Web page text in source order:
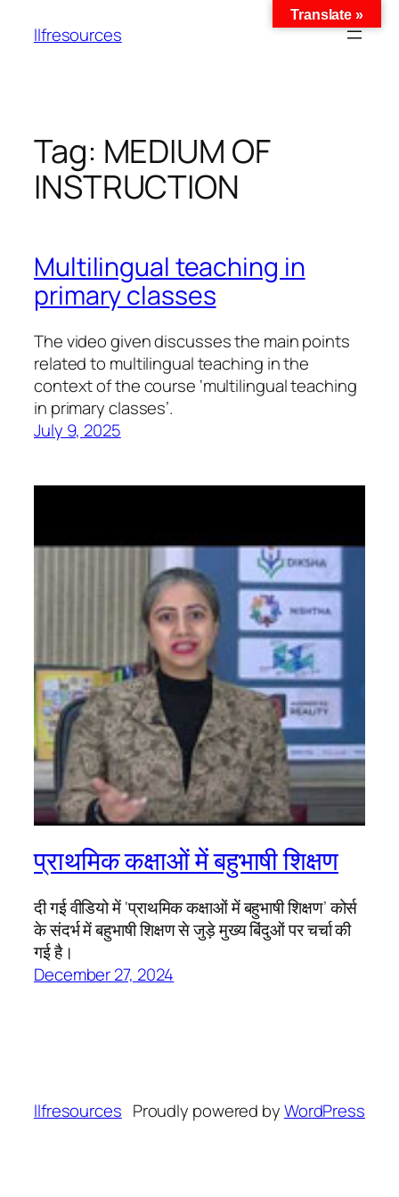
llfresources
Tag: MEDIUM OF
INSTRUCTION
Multilingual teaching in
primary classes
The video given discusses the main points
related to multilingual teaching in the
context of the course ‘multilingual teaching
in primary classes’.
July 9, 2025
प्राथमिक कक्षाओं में बहुभाषी शिक्षण
दी गई वीडियो में ‘प्राथमिक कक्षाओं में बहुभाषी शिक्षण’ कोर्स
के संदर्भ में बहुभाषी शिक्षण से जुड़े मुख्य बिंदुओं पर चर्चा की
गई है।
December 27, 2024
llfresources Proudly powered byWordPress
Translate »